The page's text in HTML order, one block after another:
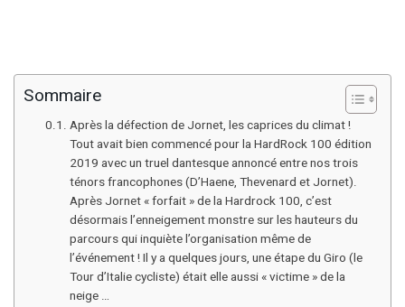
Sommaire
Après la défection de Jornet, les caprices du climat !
Tout avait bien commencé pour la HardRock 100 édition
2019 avec un truel dantesque annoncé entre nos trois
ténors francophones (D’Haene, Thevenard et Jornet).
Après Jornet « forfait » de la Hardrock 100, c’est
désormais l’enneigement monstre sur les hauteurs du
parcours qui inquiète l’organisation même de
l’événement ! Il y a quelques jours, une étape du Giro (le
Tour d’Italie cycliste) était elle aussi « victime » de la
neige …